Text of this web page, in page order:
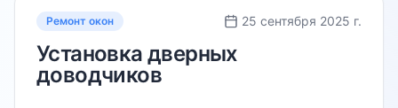
Ремонт окон 25 сентября 2025 г.
Установка дверных
доводчиков